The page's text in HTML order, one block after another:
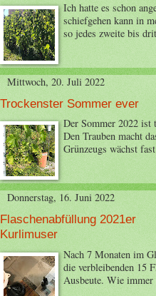
Ich hatte es schon
schiefgehen kann in
so jedes zweite bis
Mittwoch, 20. Juli 2022
Trockenster Sommer ever
Der Sommer 2022 ist
Den Trauben macht
Grünzeugs wächst
Donnerstag, 16. Juni 2022
Flaschenabfüllung 2021er
Kurlimuser
Nach 7 Monaten im
die verbleibenden 15
Ausbeute. Wie